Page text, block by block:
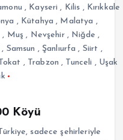
, Kayseri , Kilis , Kırıkkale
, Kütahya , Malatya ,
, Muş , Nevşehir, Niğde ,
, Samsun , Şanlıurfa , Siirt ,
, Trabzon , Tunceli , Uşak
Köyü
sadece şehirleriyle